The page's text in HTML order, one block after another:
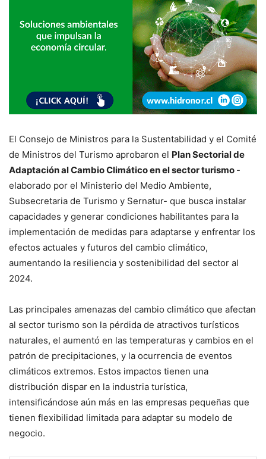
El Consejo de Ministros para la Sustentabilidad y el Comité
de Ministros del Turismo aprobaron el Plan Sectorial de
Adaptación al Cambio Climático en el sector turismo -
elaborado por el Ministerio del Medio Ambiente,
Subsecretaria de Turismo y Sernatur- que busca instalar
capacidades y generar condiciones habilitantes para la
implementación de medidas para adaptarse y enfrentar los
efectos actuales y futuros del cambio climático,
aumentando la resiliencia y sostenibilidad del sector al
2024.
Las principales amenazas del cambio climático que afectan
al sector turismo son la pérdida de atractivos turísticos
naturales, el aumentó en las temperaturas y cambios en el
patrón de precipitaciones, y la ocurrencia de eventos
climáticos extremos. Estos impactos tienen una
distribución dispar en la industria turística,
intensificándose aún más en las empresas pequeñas que
tienen flexibilidad limitada para adaptar su modelo de
negocio.